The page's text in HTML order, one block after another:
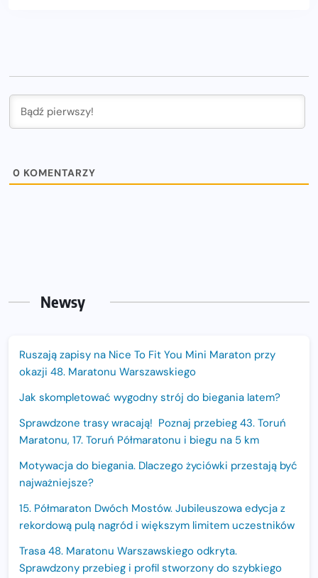
0 KOMENTARZY
Newsy
Ruszają zapisy na Nice To Fit You Mini Maraton przy
okazji 48. Maratonu Warszawskiego
Jak skompletować wygodny strój do biegania latem?
Sprawdzone trasy wracają! Poznaj przebieg 43. Toruń
Maratonu, 17. Toruń Półmaratonu i biegu na 5 km
Motywacja do biegania. Dlaczego życiówki przestają być
najważniejsze?
15. Półmaraton Dwóch Mostów. Jubileuszowa edycja z
rekordową pulą nagród i większym limitem uczestników
Trasa 48. Maratonu Warszawskiego odkryta.
Sprawdzony przebieg i profil stworzony do szybkiego